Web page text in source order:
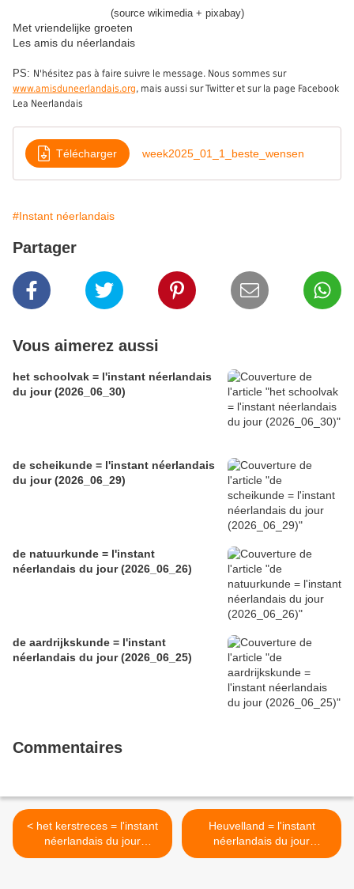
(source wikimedia + pixabay)
Met vriendelijke groeten
Les amis du néerlandais
PS: N'hésitez pas à faire suivre le message. Nous sommes sur
www.amisduneerlandais.org, mais aussi sur Twitter et sur la page Facebook
Lea Neerlandais
Télécharger week2025_01_1_beste_wensen
#Instant néerlandais
Partager
Vous aimerez aussi
het schoolvak = l'instant néerlandais
du jour (2026_06_30)
de scheikunde = l'instant néerlandais
du jour (2026_06_29)
de natuurkunde = l'instant
néerlandais du jour (2026_06_26)
de aardrijkskunde = l'instant
néerlandais du jour (2026_06_25)
Commentaires
< het kerstreces = l'instant
néerlandais du jour
(2024_12_20)
Heuvelland = l'instant
néerlandais du jour
(2025_01_07) >